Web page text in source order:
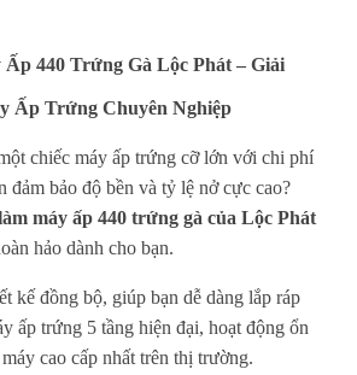
440 Trứng Gà Lộc Phát – Giải
Ấp Trứng Chuyên Nghiệp
chiếc máy ấp trứng cỡ lớn với chi phí
đảm bảo độ bền và tỷ lệ nở cực cao?
máy ấp 440 trứng gà của Lộc Phát
hảo dành cho bạn.
kế đồng bộ, giúp bạn dễ dàng lắp ráp
ấp trứng 5 tầng hiện đại, hoạt động ổn
cao cấp nhất trên thị trường.